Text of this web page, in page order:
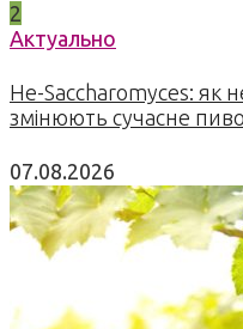
2
Актуально
Не-Saccharomyces: як
змінюють сучасне
07.08.2026